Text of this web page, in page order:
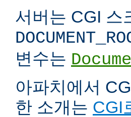
서버는 CGI 스
변수는
아파치에서
한 소개는 CGI